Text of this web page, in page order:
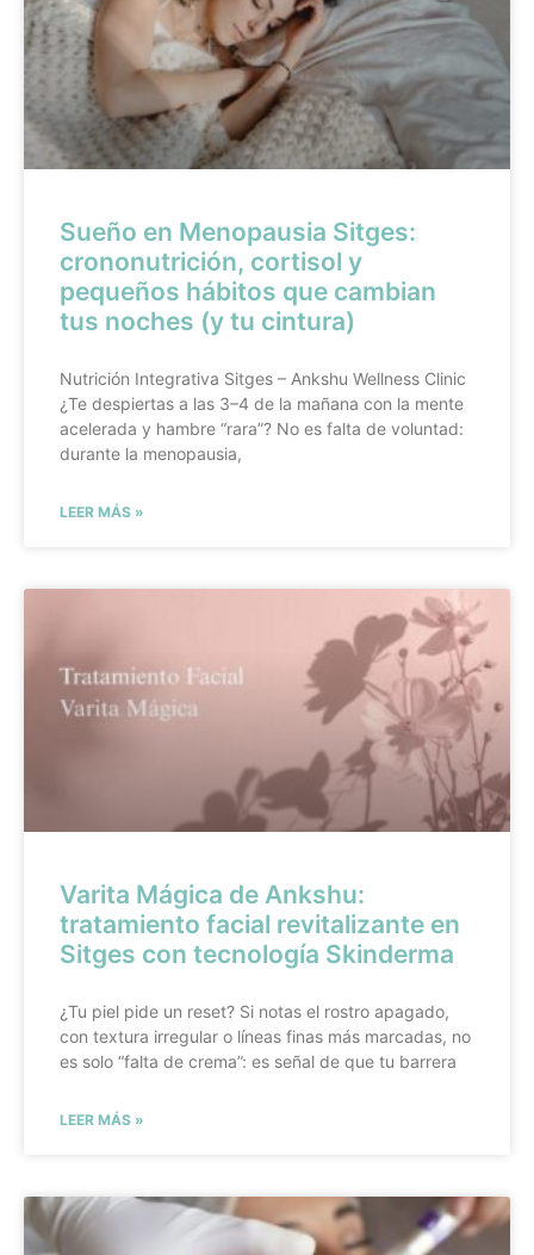
Sueño en Menopausia Sitges:
crononutrición, cortisol y
pequeños hábitos que cambian
tus noches (y tu cintura)
Nutrición Integrativa Sitges – Ankshu Wellness Clinic
¿Te despiertas a las 3–4 de la mañana con la mente
acelerada y hambre “rara”? No es falta de voluntad:
durante la menopausia,
LEER MÁS »
Varita Mágica de Ankshu:
tratamiento facial revitalizante en
Sitges con tecnología Skinderma
¿Tu piel pide un reset? Si notas el rostro apagado,
con textura irregular o líneas finas más marcadas, no
es solo “falta de crema”: es señal de que tu barrera
LEER MÁS »